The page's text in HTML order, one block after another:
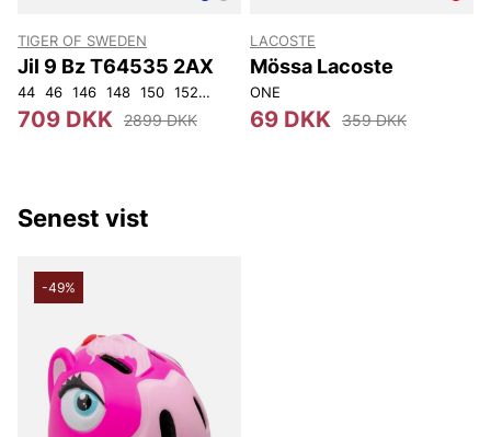
TIGER OF SWEDEN
Jil 9 Bz T64535 2AX
44 46 146 148 150 152 92 96 100
709 DKK 2899 DKK
LACOSTE
Mössa Lacoste
ONE
69 DKK 359 DKK
Senest vist
-49%